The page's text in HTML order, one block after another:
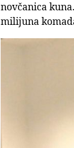
novčanica
milijuna